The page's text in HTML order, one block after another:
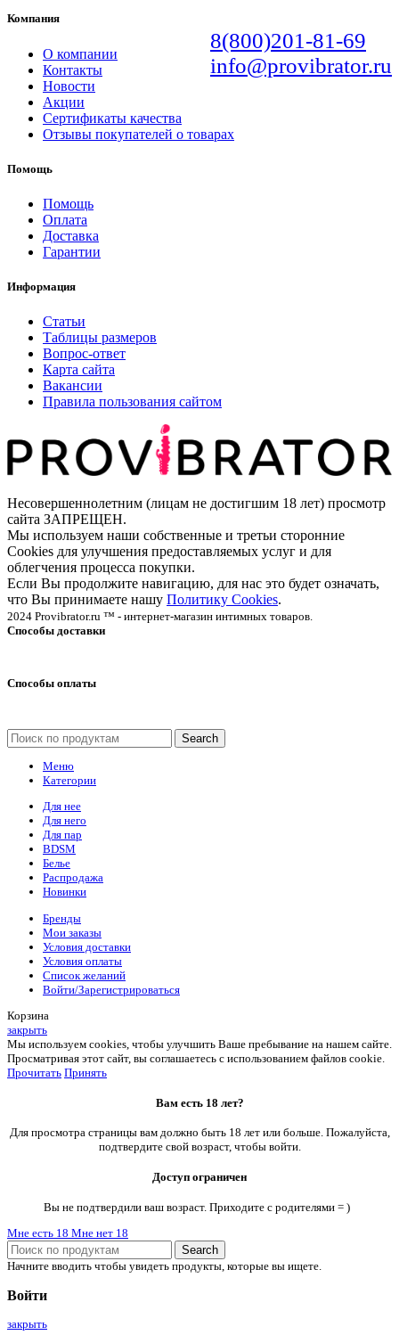
8(800)201-81-69
info@provibrator.ru
Компания
О компании
Контакты
Новости
Акции
Сертификаты качества
Отзывы покупателей о товарах
Помощь
Помощь
Оплата
Доставка
Гарантии
Информация
Статьи
Таблицы размеров
Вопрос-ответ
Карта сайта
Вакансии
Правила пользования сайтом
Несовершеннолетним (лицам не достигшим 18 лет) просмотр
сайта ЗАПРЕЩЕН.
Мы используем наши собственные и третьи сторонние
Cookies для улучшения предоставляемых услуг и для
облегчения процесса покупки.
Если Вы продолжите навигацию, для нас это будет означать,
что Вы принимаете нашу Политику Cookies.
2024 Provibrator.ru ™ - интернет-магазин интимных товаров.
Способы доставки
Способы оплаты
Search
Меню
Категории
Для нее
Для него
Для пар
BDSM
Белье
Распродажа
Новинки
Бренды
Мои заказы
Условия доставки
Условия оплаты
Список желаний
Войти/Зарегистрироваться
Корзина
закрыть
Мы используем cookies, чтобы улучшить Ваше пребывание на нашем сайте.
Просматривая этот сайт, вы соглашаетесь с использованием файлов cookie.
Прочитать Принять
Вам есть 18 лет?
Для просмотра страницы вам должно быть 18 лет или больше. Пожалуйста,
подтвердите свой возраст, чтобы войти.
Доступ ограничен
Вы не подтвердили ваш возраст. Приходите с родителями = )
Мне есть 18 Мне нет 18
Search
Начните вводить чтобы увидеть продукты, которые вы ищете.
Войти
закрыть